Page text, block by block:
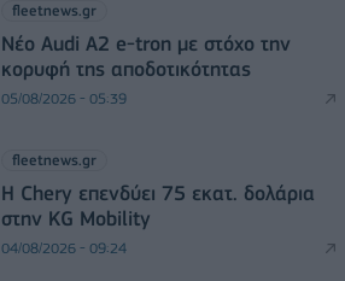
fleetnews.gr
Νέο Audi A2 e-tron με στόχο την
κορυφή της αποδοτικότητας
05/08/2026 - 05:39
fleetnews.gr
Η Chery επενδύει 75 εκατ. δολάρια
στην KG Mobility
04/08/2026 - 09:24